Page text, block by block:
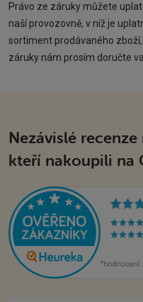
Právo ze záruky můžete
naší provozovně, v níž je
sortiment prodávaného
záruky nám prosím doručte
Nezávislé
kteří nakoupili na